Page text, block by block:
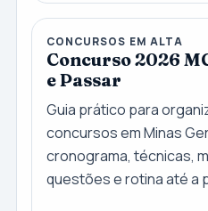
CONCURSOS EM ALTA
Concurso 2026
e Passar
Guia prático para
concursos em Minas
cronograma, técnicas,
questões e rotina até a